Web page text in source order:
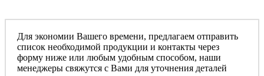
Для экономии Вашего времени, предлагаем отправить
список необходимой продукции и контакты через
форму ниже или любым удобным способом, наши
менеджеры свяжутся с Вами для уточнения деталей